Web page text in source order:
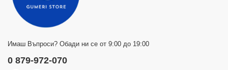
Имаш Въпроси? Обади ни се от 9:00 до 19:00
0 879-972-070